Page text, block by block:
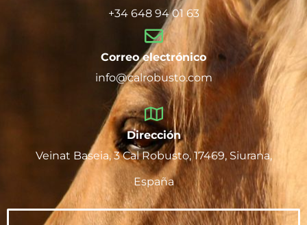
+34 648 94 01 63
Correo electrónico
info@calrobusto.com
Dirección
Veinat Baseia, 3 Cal Robusto, 17469, Siurana,
España